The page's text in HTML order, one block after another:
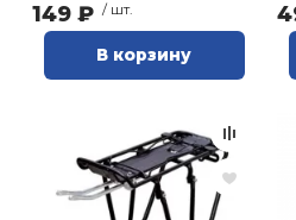
149 ₽ / шт.
В корзину